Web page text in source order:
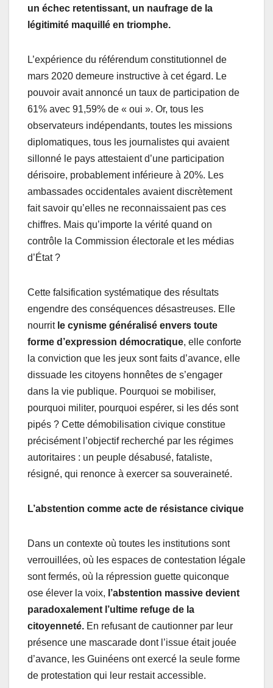
un échec retentissant, un naufrage de la
légitimité maquillé en triomphe.
L’expérience du référendum constitutionnel de
mars 2020 demeure instructive à cet égard. Le
pouvoir avait annoncé un taux de participation de
61% avec 91,59% de « oui ». Or, tous les
observateurs indépendants, toutes les missions
diplomatiques, tous les journalistes qui avaient
sillonné le pays attestaient d’une participation
dérisoire, probablement inférieure à 20%. Les
ambassades occidentales avaient discrètement
fait savoir qu’elles ne reconnaissaient pas ces
chiffres. Mais qu’importe la vérité quand on
contrôle la Commission électorale et les médias
d’État ?
Cette falsification systématique des résultats
engendre des conséquences désastreuses. Elle
nourrit le cynisme généralisé envers toute
forme d’expression démocratique, elle conforte
la conviction que les jeux sont faits d’avance, elle
dissuade les citoyens honnêtes de s’engager
dans la vie publique. Pourquoi se mobiliser,
pourquoi militer, pourquoi espérer, si les dés sont
pipés ? Cette démobilisation civique constitue
précisément l’objectif recherché par les régimes
autoritaires : un peuple désabusé, fataliste,
résigné, qui renonce à exercer sa souveraineté.
L’abstention comme acte de résistance civique
Dans un contexte où toutes les institutions sont
verrouillées, où les espaces de contestation légale
sont fermés, où la répression guette quiconque
ose élever la voix, l’abstention massive devient
paradoxalement l’ultime refuge de la
citoyenneté. En refusant de cautionner par leur
présence une mascarade dont l’issue était jouée
d’avance, les Guinéens ont exercé la seule forme
de protestation qui leur restait accessible.